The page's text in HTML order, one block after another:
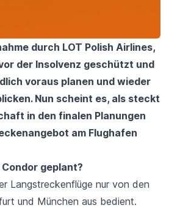
durch LOT Polish Airlines,
der Insolvenz geschützt und
voraus planen und wieder
Nun scheint es, als steckt
in den finalen Planungen
am Flughafen
geplant?
Langstreckenflüge nur von den
und München aus bedient.